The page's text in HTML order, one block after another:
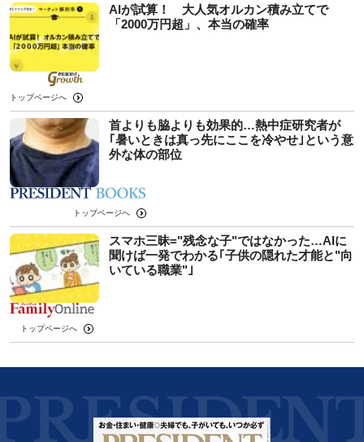
AIが試算！ 大人気オルカン積み立てで
「2000万円超」、本当の確率
トップページへ
首よりも脇よりも効果的…熱中症研究者が
｢暑いときは真っ先にここを冷やせ｣という意
外な体の部位
トップページへ
スマホ三昧="残念な子"ではなかった…AIに
聞けば一発でわかる｢子供の隠れた才能と"向
いている職業"｣
トップページへ